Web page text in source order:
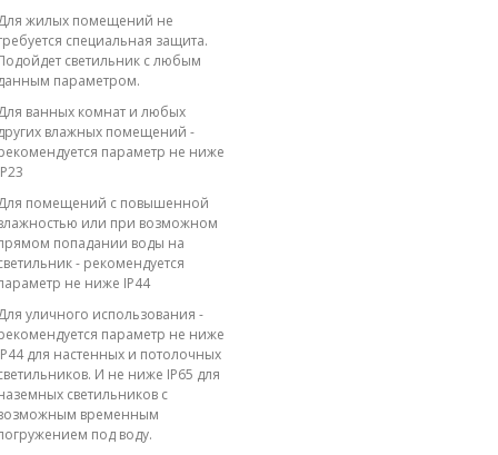
жилых помещений не
специальная защита.
светильник с любым
параметром.
ванных комнат и любых
влажных помещений -
параметр не ниже
помещений с повышенной
или при возможном
попадании воды на
- рекомендуется
не ниже IP44
уличного использования -
параметр не ниже
для настенных и потолочных
И не ниже IP65 для
светильников с
временным
под воду.